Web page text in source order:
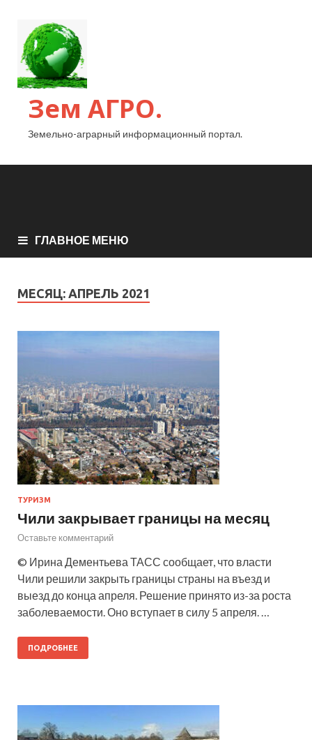
Зем АГРО.
Земельно-аграрный информационный портал.
ГЛАВНОЕ МЕНЮ
МЕСЯЦ: АПРЕЛЬ 2021
ТУРИЗМ
Чили закрывает границы на месяц
Оставьте комментарий
© Ирина Дементьева ТАСС сообщает, что власти
Чили решили закрыть границы страны на въезд и
выезд до конца апреля. Решение принято из-за роста
заболеваемости. Оно вступает в силу 5 апреля. …
ПОДРОБНЕЕ